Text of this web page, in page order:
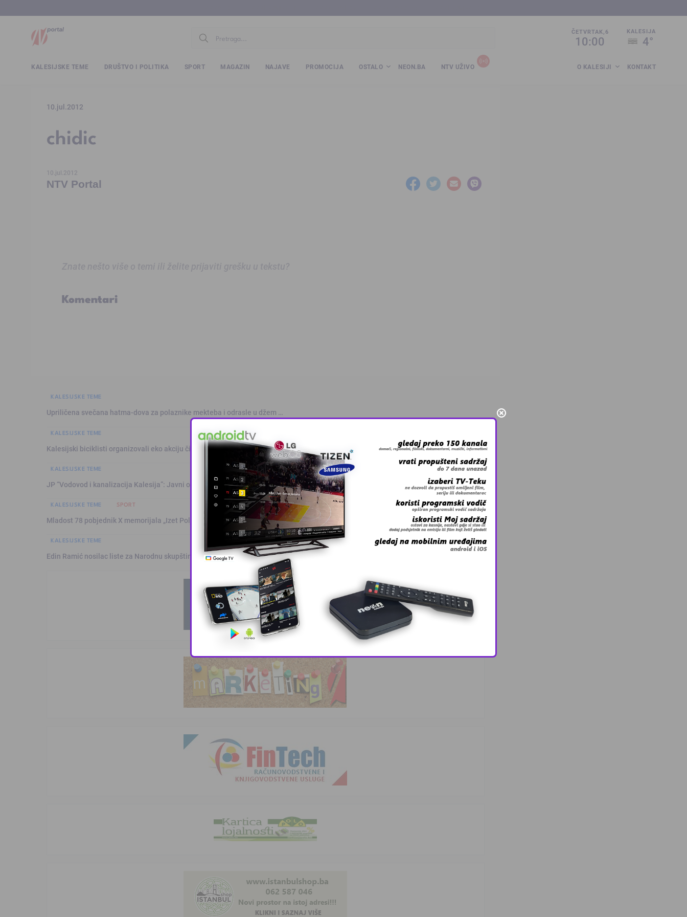
ČETVRTAK,6
10:00
KALESIJA
4°
KALESIJSKE TEME DRUŠTVO I POLITIKA SPORT MAGAZIN NAJAVE PROMOCIJA OSTALO NEON.BA NTV UŽIVO O KALESIJI KONTAKT
10.jul.2012
chidic
10.jul.2012
NTV Portal
Komentari
KALESIJSKE TEME
Upriličena svečana hatma-dova za polaznike mekteba i odrasle u džem …
KALESIJSKE TEME
Kalesijski biciklisti organizovali eko akciju čišćenja Pješavice
KALESIJSKE TEME
JP “Vodovod i kanalizacija Kalesija”: Javni oglas za prijem blagaj …
KALESIJSKE TEME SPORT
Mladost 78 pobjednik X memorijala „Izet Poljaković“
KALESIJSKE TEME
Edin Ramić nosilac liste za Narodnu skupštinu RS-a, Ramiz Salkić id …
This popup will close in: